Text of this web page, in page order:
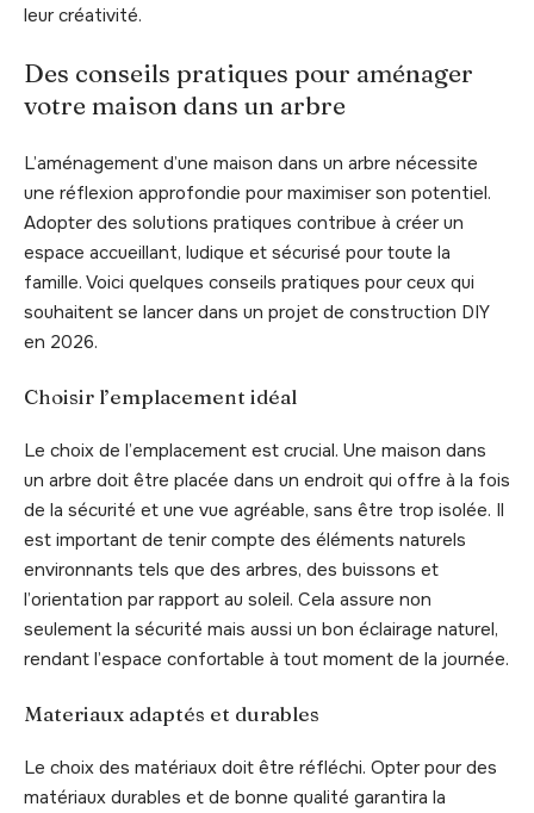
leur créativité.
Des conseils pratiques pour aménager
votre maison dans un arbre
L’aménagement d’une maison dans un arbre nécessite
une réflexion approfondie pour maximiser son potentiel.
Adopter des solutions pratiques contribue à créer un
espace accueillant, ludique et sécurisé pour toute la
famille. Voici quelques conseils pratiques pour ceux qui
souhaitent se lancer dans un projet de construction DIY
en 2026.
Choisir l’emplacement idéal
Le choix de l’emplacement est crucial. Une maison dans
un arbre doit être placée dans un endroit qui offre à la fois
de la sécurité et une vue agréable, sans être trop isolée. Il
est important de tenir compte des éléments naturels
environnants tels que des arbres, des buissons et
l’orientation par rapport au soleil. Cela assure non
seulement la sécurité mais aussi un bon éclairage naturel,
rendant l’espace confortable à tout moment de la journée.
Materiaux adaptés et durables
Le choix des matériaux doit être réfléchi. Opter pour des
matériaux durables et de bonne qualité garantira la